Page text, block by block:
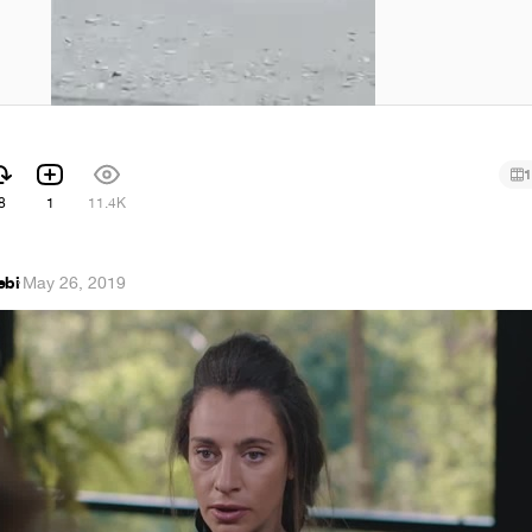
1 11.4K
1
·May 26, 2019